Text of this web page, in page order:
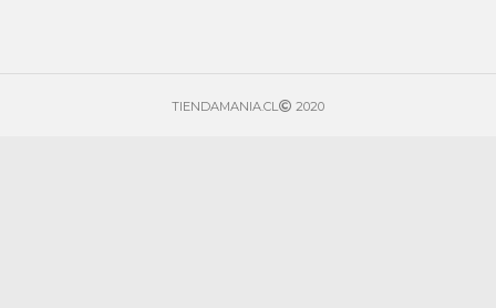
TIENDAMANIA.CL 2020